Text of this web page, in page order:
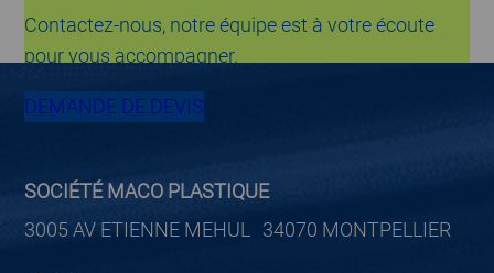
Contactez-nous, notre équipe est à votre écoute
pour vous accompagner.
DEMANDE DE DEVIS
SOCIÉTÉ MACO PLASTIQUE
3005 AV ETIENNE MEHUL 34070 MONTPELLIER